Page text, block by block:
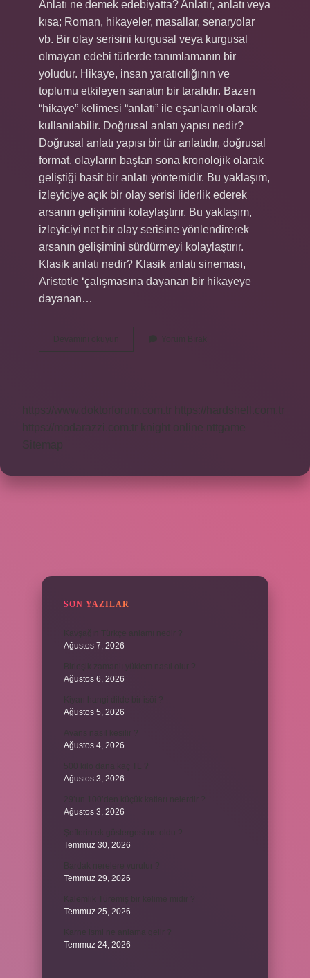
Anlatı ne demek edebiyatta? Anlatır, anlatı veya
kısa; Roman, hikayeler, masallar, senaryolar
vb. Bir olay serisini kurgusal veya kurgusal
olmayan edebi türlerde tanımlamanın bir
yoludur. Hikaye, insan yaratıcılığının ve
toplumu etkileyen sanatın bir tarafıdır. Bazen
“hikaye” kelimesi “anlatı” ile eşanlamlı olarak
kullanılabilir. Doğrusal anlatı yapısı nedir?
Doğrusal anlatı yapısı bir tür anlatıdır, doğrusal
format, olayların baştan sona kronolojik olarak
geliştiği basit bir anlatı yöntemidir. Bu yaklaşım,
izleyiciye açık bir olay serisi liderlik ederek
arsanın gelişimini kolaylaştırır. Bu yaklaşım,
izleyiciyi net bir olay serisine yönlendirerek
arsanın gelişimini sürdürmeyi kolaylaştırır.
Klasik anlatı nedir? Klasik anlatı sineması,
Aristotle ‘çalışmasına dayanan bir hikayeye
dayanan…
Devamını okuyun
Ögesi
Yorum Bırak
https://www.doktorforum.com.tr
https://hardshell.com.tr
https://modarazzi.com.tr
knight online
nttgame
Sitemap
SON YAZILAR
Ağustos 7, 2026
Ağustos 6, 2026
Ağustos 5, 2026
Ağustos 4, 2026
Ağustos 3, 2026
Ağustos 3, 2026
Temmuz 30, 2026
Temmuz 29, 2026
Temmuz 25, 2026
Temmuz 24, 2026